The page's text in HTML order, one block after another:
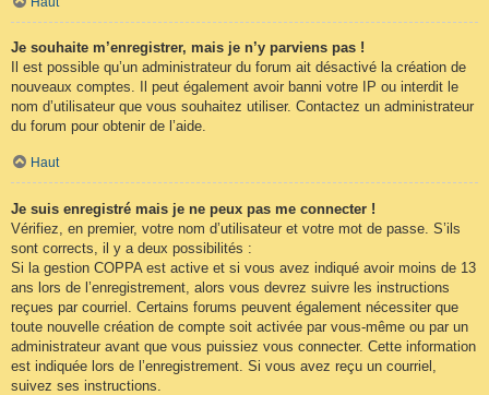
Je souhaite m’enregistrer, mais je n’y parviens pas !
Il est possible qu’un administrateur du forum ait désactivé la création de
nouveaux comptes. Il peut également avoir banni votre IP ou interdit le
nom d’utilisateur que vous souhaitez utiliser. Contactez un administrateur
du forum pour obtenir de l’aide.
Haut
Je suis enregistré mais je ne peux pas me connecter !
Vérifiez, en premier, votre nom d’utilisateur et votre mot de passe. S’ils
sont corrects, il y a deux possibilités :
Si la gestion COPPA est active et si vous avez indiqué avoir moins de 13
ans lors de l’enregistrement, alors vous devrez suivre les instructions
reçues par courriel. Certains forums peuvent également nécessiter que
toute nouvelle création de compte soit activée par vous-même ou par un
administrateur avant que vous puissiez vous connecter. Cette information
est indiquée lors de l’enregistrement. Si vous avez reçu un courriel,
suivez ses instructions.